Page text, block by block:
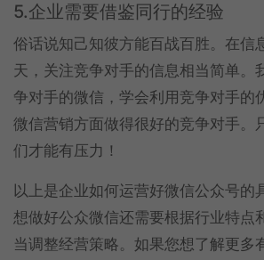
5.企业需要借鉴同行的经验
俗话说知己知彼方能百战百胜。在信
天，关注竞争对手的信息相当简单。
争对手的微信，学会利用竞争对手的
微信营销方面做得很好的竞争对手。
们才能有压力！
以上是企业如何运营好微信公众号的
想做好公众微信还需要根据行业特点
当调整经营策略。如果您想了解更多